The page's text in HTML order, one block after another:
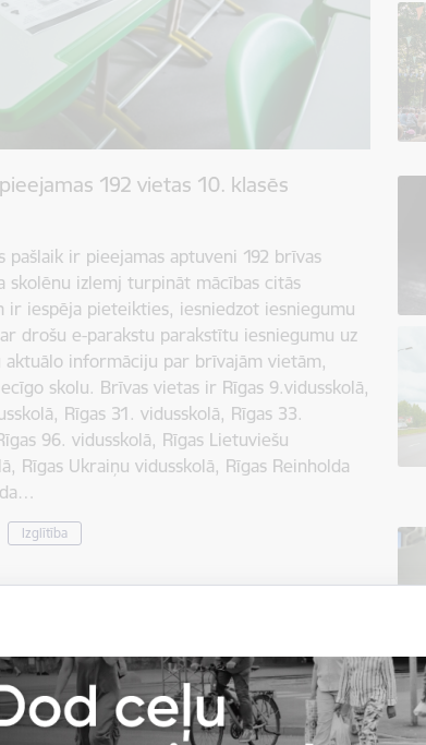
192 vietas 10. klasēs
pašlaik ir pieejamas aptuveni 192 brīvas
skolēnu izlemj turpināt mācības citās
iespēja pieteikties, iesniedzot iesniegumu
drošu e-parakstu parakstītu iesniegumu uz
aktuālo informāciju par brīvajām vietām,
skolu. Brīvas vietas ir Rīgas 9.vidusskolā,
Rīgas 31. vidusskolā, Rīgas 33.
96. vidusskolā, Rīgas Lietuviešu
Rīgas Ukraiņu vidusskolā, Rīgas Reinholda
Izglītība
Visi jaunumi